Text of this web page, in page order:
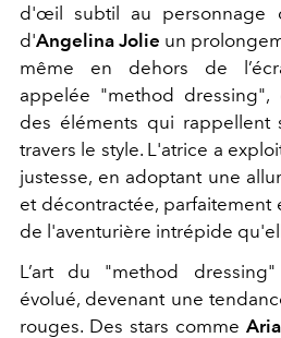
d'œil subtil au personnage
d'Angelina Jolie un
même en dehors de
appelée "method dressing",
des éléments qui rappellent
travers le style. L'atrice a
justesse, en adoptant une
et décontractée, parfaitement
de l'aventurière intrépide
L’art du "method
évolué, devenant une
rouges. Des stars comme